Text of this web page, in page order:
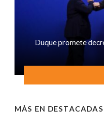
Duque promete
MÁS EN DESTACADAS